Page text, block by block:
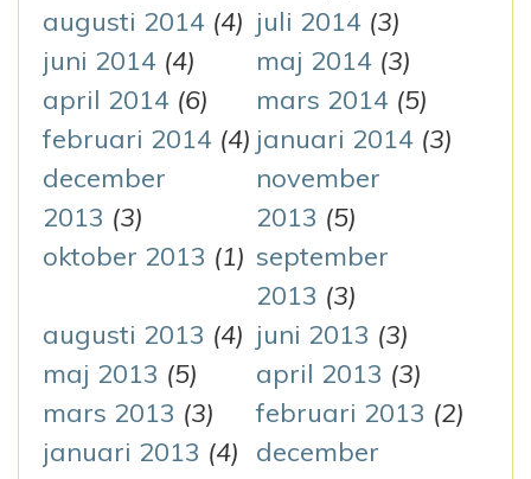
augusti 2014 (4) juli 2014 (3)
juni 2014 (4) maj 2014 (3)
april 2014 (6) mars 2014 (5)
februari 2014 (4) januari 2014 (3)
december
2013 (3)
november
2013 (5)
oktober 2013 (1) september
2013 (3)
augusti 2013 (4) juni 2013 (3)
maj 2013 (5) april 2013 (3)
mars 2013 (3) februari 2013 (2)
januari 2013 (4)
december